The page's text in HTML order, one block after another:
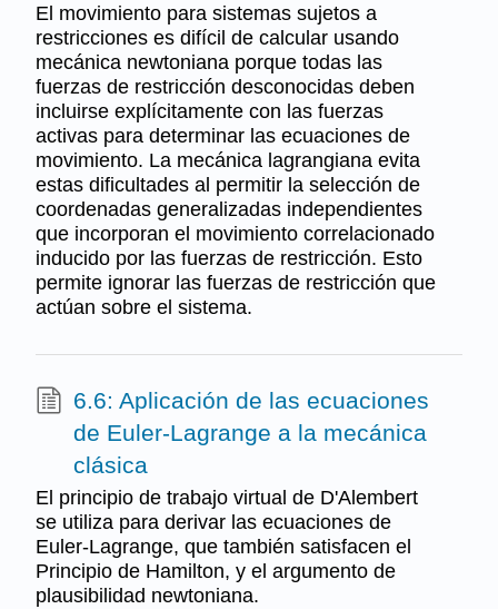
El movimiento para sistemas sujetos a
restricciones es difícil de calcular usando
mecánica newtoniana porque todas las
fuerzas de restricción desconocidas deben
incluirse explícitamente con las fuerzas
activas para determinar las ecuaciones de
movimiento. La mecánica lagrangiana evita
estas dificultades al permitir la selección de
coordenadas generalizadas independientes
que incorporan el movimiento correlacionado
inducido por las fuerzas de restricción. Esto
permite ignorar las fuerzas de restricción que
actúan sobre el sistema.
6.6: Aplicación de las ecuaciones
de Euler-Lagrange a la mecánica
clásica
El principio de trabajo virtual de D'Alembert
se utiliza para derivar las ecuaciones de
Euler-Lagrange, que también satisfacen el
Principio de Hamilton, y el argumento de
plausibilidad newtoniana.